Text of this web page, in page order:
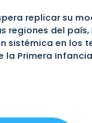
replicar su
regiones del
sistémica en los
la Primera